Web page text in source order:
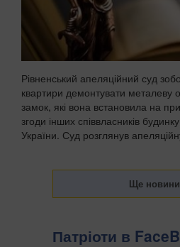
Рівненський апеляційний суд
квартири демонтувати металеву
замок, які вона встановила на
згоди інших співвласників
України. Суд розглянув
Патріоти в